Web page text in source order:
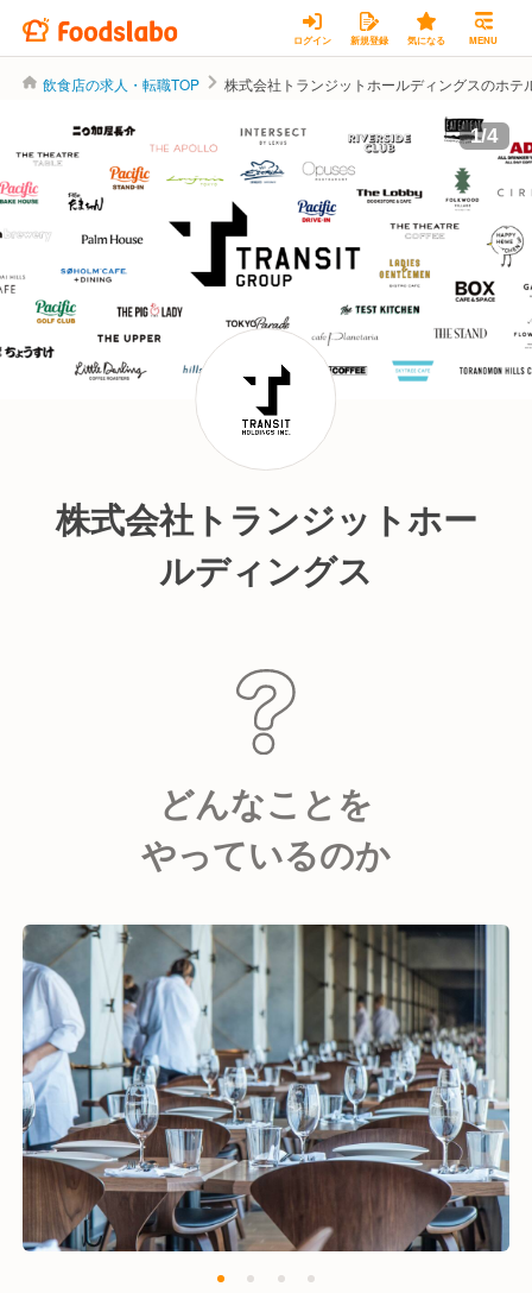
ログイン 新規登録 気になる MENU
飲食店の求人・転職TOP 株式会社トランジットホールディングスのホテ
1/4
株式会社トランジットホー
ルディングス
どんなことを
やっているのか